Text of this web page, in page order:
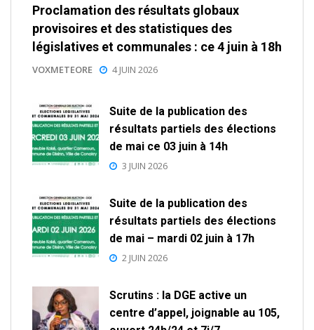
Proclamation des résultats globaux
provisoires et des statistiques des
législatives et communales : ce 4 juin à 18h
VOXMETEORE 4 JUIN 2026
Suite de la publication des
résultats partiels des élections
de mai ce 03 juin à 14h
3 JUIN 2026
Suite de la publication des
résultats partiels des élections
de mai – mardi 02 juin à 17h
2 JUIN 2026
Scrutins : la DGE active un
centre d’appel, joignable au 105,